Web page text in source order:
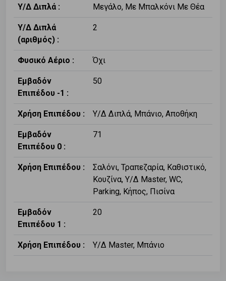
Υ/Δ Διπλά : Μεγάλο, Με Μπαλκόνι Με Θέα
Υ/Δ Διπλά
(αριθμός) :
2
Φυσικό Αέριο : Όχι
Εμβαδόν
Επιπέδου -1 :
50
Χρήση Επιπέδου : Υ/Δ Διπλά, Μπάνιο, Αποθήκη
Εμβαδόν
Επιπέδου 0 :
71
Χρήση Επιπέδου :
Σαλόνι, Τραπεζαρία, Καθιστικό,
Κουζίνα, Υ/Δ Master, WC,
Parking, Κήπος, Πισίνα
Εμβαδόν
Επιπέδου 1 :
20
Χρήση Επιπέδου : Υ/Δ Master, Μπάνιο